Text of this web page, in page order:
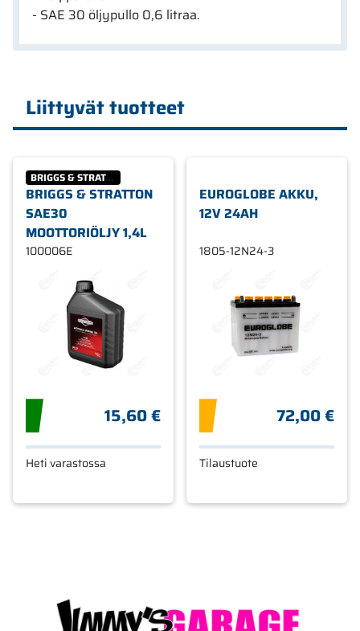
- SAE 30 öljypullo 0,6 litraa.
Liittyvät tuotteet
BRIGGS & STRATTON
BRIGGS & STRATTON
SAE30
MOOTTORIÖLJY 1,4L
100006E
15,60 €
Heti varastossa
EUROGLOBE AKKU,
12V 24AH
1805-12N24-3
72,00 €
Tilaustuote